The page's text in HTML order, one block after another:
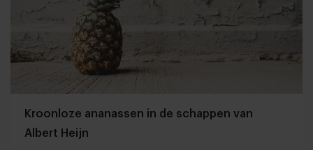
Kroonloze ananassen in de schappen van
Albert Heijn